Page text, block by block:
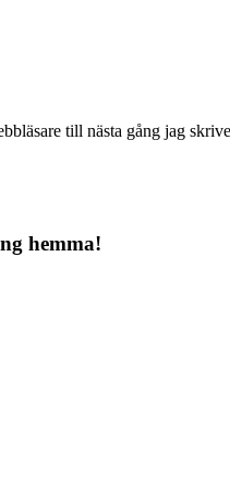
till nästa gång jag
hemma!